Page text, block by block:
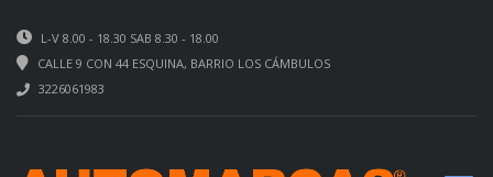
L-V 8.00 - 18.30 SAB 8.30 - 18.00
CALLE 9 CON 44 ESQUINA, BARRIO LOS CÁMBULOS
3226061983